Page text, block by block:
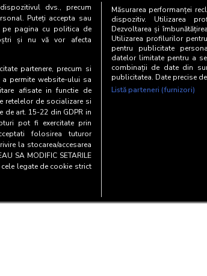
dvs., precum
Puteți accepta sau
pagina cu politica de
și nu vă vor afecta
partenere, precum si
permite website-ului sa
afisate in functie de
retelelor de socializare si
de art. 15-22 din GDPR in
pot fi exercitate prin
folosirea tuturor
la stocarea/accesarea
SA MODIFIC SETARILE
legate de cookie strict
Măsurarea performanței
dispozitiv. Utilizarea
Dezvoltarea și
Utilizarea profilurilor
pentru publicitate
datelor limitate pentru a
combinații de date din
publicitatea. Date precise
Listă parteneri (furnizori)